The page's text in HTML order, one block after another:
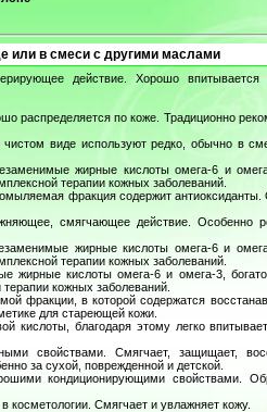
или в смеси с другими маслами
действие. Хорошо впитывается
распределяется по коже. Традиционно
виде используют редко, обычно в
жирные кислоты омега-6 и
терапии кожных заболеваний.
фракция содержит
смягчающее действие. Особенно
жирные кислоты омега-6 и
терапии кожных заболеваний.
жирные кислоты омега-6 и омега-3, богато
кожных заболеваний.
фракции, в которой содержатся
для стареющей кожи.
кислоты, благодаря этому легко
свойствами. Смягчает, защищает,
за сухой, поврежденной и детской.
кондиционирующими свойствами.
Смягчает и увлажняет кожу.